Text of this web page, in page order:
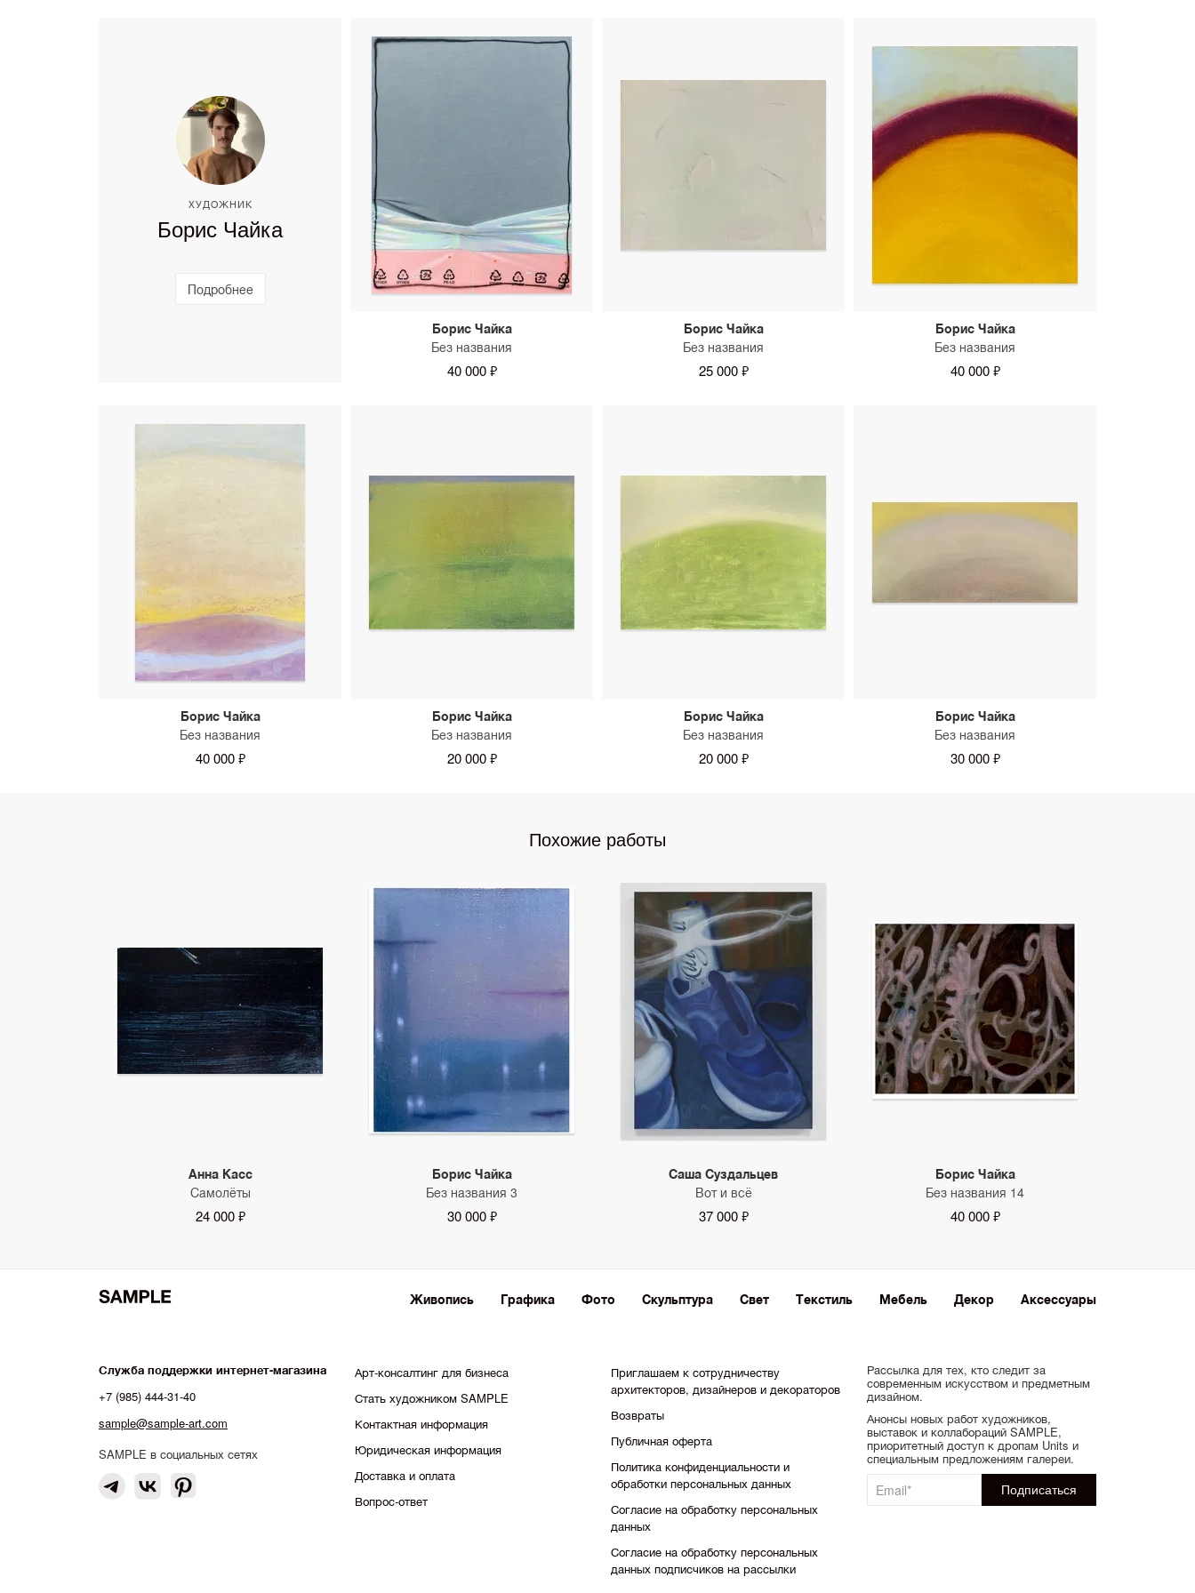
ХУДОЖНИК
Борис Чайка
Подробнее
Борис Чайка
Без названия
40 000 ₽
Борис Чайка
Без названия
25 000 ₽
Борис Чайка
Без названия
40 000 ₽
Борис Чайка
Без названия
40 000 ₽
Борис Чайка
Без названия
20 000 ₽
Борис Чайка
Без названия
20 000 ₽
Борис Чайка
Без названия
30 000 ₽
Похожие работы
Анна Касс
Самолёты
24 000 ₽
Борис Чайка
Без названия 3
30 000 ₽
Саша Суздальцев
Вот и всё
37 000 ₽
Борис Чайка
Без названия 14
40 000 ₽
Живопись Графика Фото Скульптура Свет Текстиль Мебель Декор Аксессуары
Служба поддержки интернет-магазина
+7 (985) 444-31-40
sample@sample-art.com
SAMPLE в социальных сетях
Арт-консалтинг для бизнеса
Стать художником SAMPLE
Контактная информация
Юридическая информация
Доставка и оплата
Вопрос-ответ
Приглашаем к сотрудничеству
архитекторов, дизайнеров и декораторов
Возвраты
Публичная оферта
Политика конфиденциальности и
обработки персональных данных
Согласие на обработку персональных
данных
Согласие на обработку персональных
данных подписчиков на рассылки
Рассылка для тех, кто следит за
современным искусством и предметным
дизайном.
Анонсы новых работ художников,
выставок и коллабораций SAMPLE,
приоритетный доступ к дропам Units и
специальным предложениям галереи.